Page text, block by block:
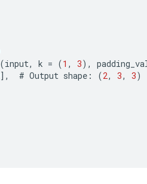
(input, k = (1 , 3),
] , # Output shape : (2, 3, 3)